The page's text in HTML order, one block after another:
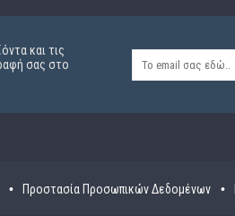
και τις
σας στο
Προστασία Προσωπικών Δεδομένων